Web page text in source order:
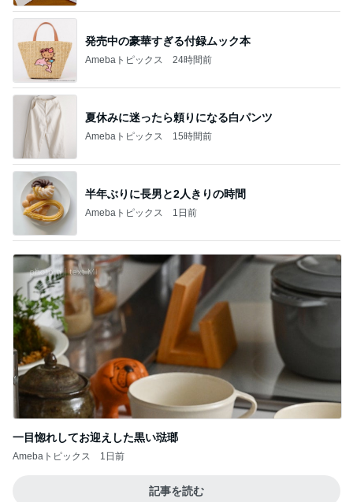
発売中の豪華すぎる付録ムック本
Amebaトピックス 24時間前
夏休みに迷ったら頼りになる白パンツ
Amebaトピックス 15時間前
半年ぶりに長男と2人きりの時間
Amebaトピックス 1日前
一目惚れしてお迎えした黒い琺瑯
Amebaトピックス 1日前
記事を読む